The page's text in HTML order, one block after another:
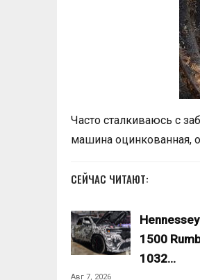
Часто сталкиваюсь с
машина оцинкованная,
СЕЙЧАС ЧИТАЮТ:
1500
1032…
Авг 7, 2026